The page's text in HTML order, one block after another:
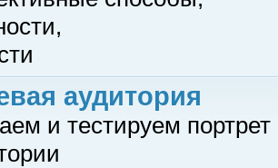
аудитория
и тестируем